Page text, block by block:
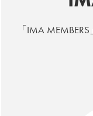
「IMA